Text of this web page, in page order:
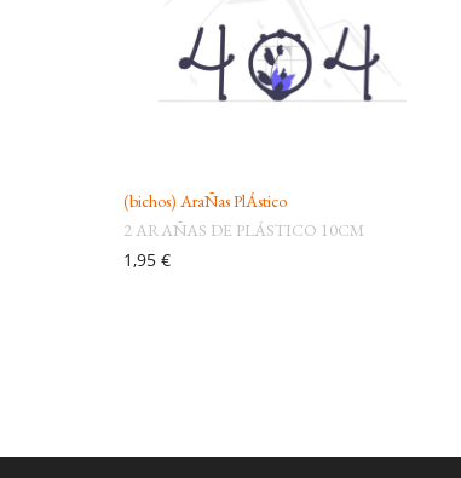
(bichos) AraÑas PlÁstico
2 ARAÑAS DE PLÁSTICO 10CM
1,95 €